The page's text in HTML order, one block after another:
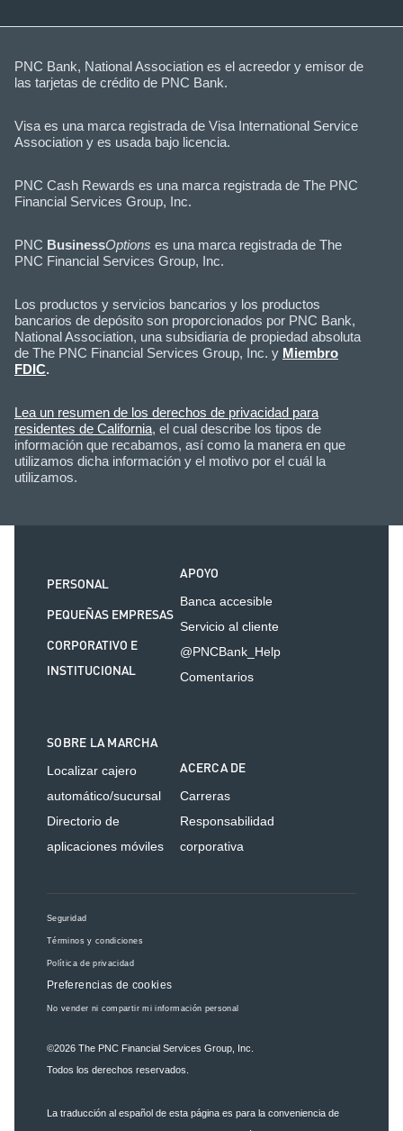
PNC Bank, National Association es el acreedor y emisor de
las tarjetas de crédito de PNC Bank.
Visa es una marca registrada de Visa International Service
Association y es usada bajo licencia.
PNC Cash Rewards es una marca registrada de The PNC
Financial Services Group, Inc.
PNC BusinessOptions es una marca registrada de The
PNC Financial Services Group, Inc.
Los productos y servicios bancarios y los productos
bancarios de depósito son proporcionados por PNC Bank,
National Association, una subsidiaria de propiedad absoluta
de The PNC Financial Services Group, Inc. y Miembro
FDIC.
Lea un resumen de los derechos de privacidad para
residentes de California, el cual describe los tipos de
información que recabamos, así como la manera en que
utilizamos dicha información y el motivo por el cuál la
utilizamos.
PERSONAL
PEQUEÑAS EMPRESAS
CORPORATIVO E
INSTITUCIONAL
APOYO
Banca accesible
Servicio al cliente
@PNCBank_Help
Comentarios
SOBRE LA MARCHA
Localizar cajero
automático/sucursal
Directorio de
aplicaciones móviles
ACERCA DE
Carreras
Responsabilidad
corporativa
Seguridad
Términos y condiciones
Política de privacidad
Preferencias de cookies
No vender ni compartir mi información personal
©2026 The PNC Financial Services Group, Inc.
Todos los derechos reservados.
La traducción al español de esta página es para la conveniencia de